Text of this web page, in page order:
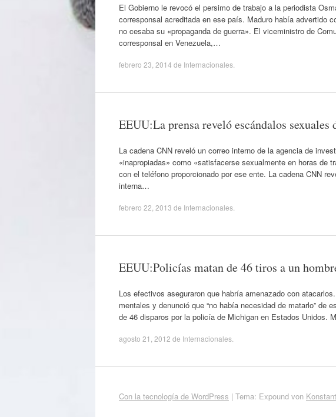
El Gobierno le revocó el persimo de trabajo a la periodista
corresponsal acreditada en ese país. Maduro había advertido
no cesaba su «propaganda de guerra». El viceministro de
corresponsal en Venezuela,…
febrero 23, 2014 de Internacionales
EEUU:La prensa reveló escándalos
La cadena CNN reveló un correo interno de la agencia de
«inapropiadas» como «satisfacerse sexualmente en horas de
con el teléfono proporcionado por ese ente. La cadena CNN
interna…
febrero 22, 2013 de Internacionales
EEUU:Policías matan de 46 tiros a un
Los efectivos aseguraron que habría amenazado con
mentales y denunció que “no había necesidad de matarlo” de
de 46 disparos por la policía de Michigan en Estados Unidos.
agosto 21, 2012 de Internacionales
Con la tecnología de WordPress | Tema: Expound von